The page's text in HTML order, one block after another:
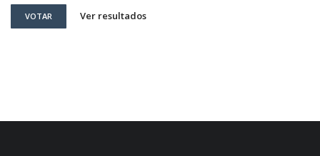
VOTAR Ver resultados